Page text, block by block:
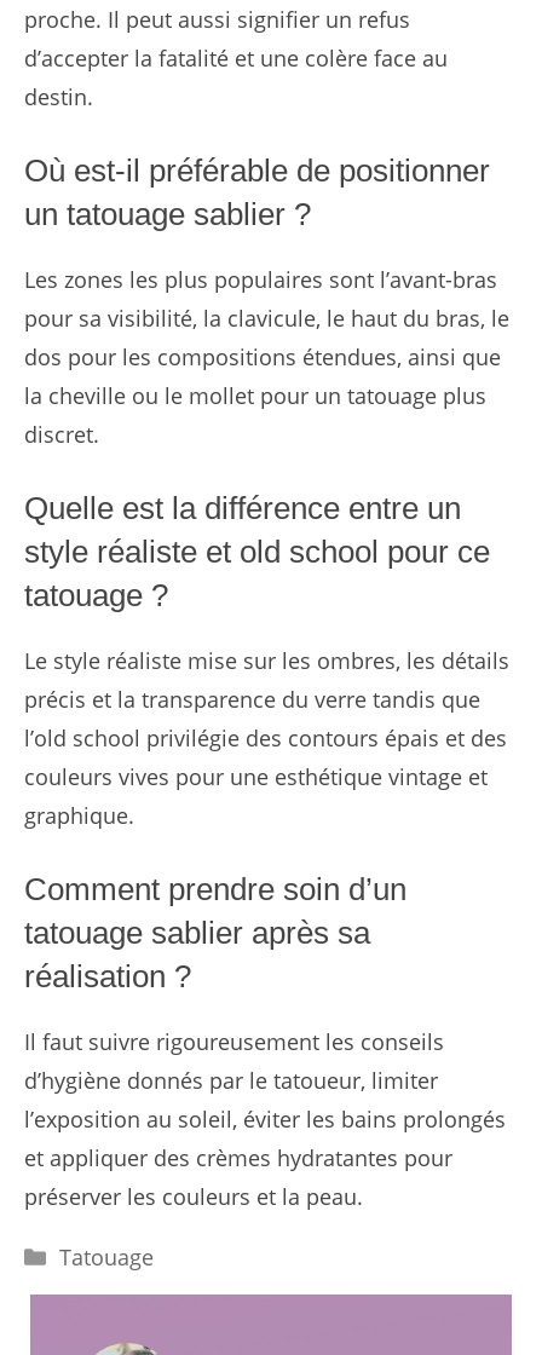
proche. Il peut aussi signifier un refus
d’accepter la fatalité et une colère face au
destin.
Où est-il préférable de positionner
un tatouage sablier ?
Les zones les plus populaires sont l’avant-bras
pour sa visibilité, la clavicule, le haut du bras, le
dos pour les compositions étendues, ainsi que
la cheville ou le mollet pour un tatouage plus
discret.
Quelle est la différence entre un
style réaliste et old school pour ce
tatouage ?
Le style réaliste mise sur les ombres, les détails
précis et la transparence du verre tandis que
l’old school privilégie des contours épais et des
couleurs vives pour une esthétique vintage et
graphique.
Comment prendre soin d’un
tatouage sablier après sa
réalisation ?
Il faut suivre rigoureusement les conseils
d’hygiène donnés par le tatoueur, limiter
l’exposition au soleil, éviter les bains prolongés
et appliquer des crèmes hydratantes pour
préserver les couleurs et la peau.
Catégories
Tatouage